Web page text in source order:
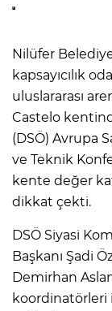
Nilüfer
kapsayıcılık
uluslararası
Castelo
(DSÖ) Avrupa
ve Teknik
kente değer
dikkat çekti.
DSÖ Siyasi
Başkanı Şadi
Demirhan
koordinatörleri